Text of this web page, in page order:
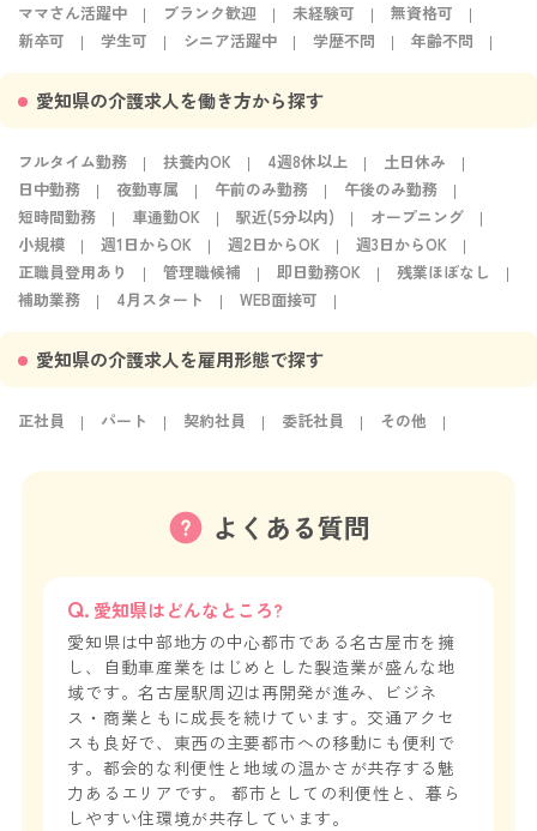
ママさん活躍中 ブランク歓迎 未経験可
無資格可
新卒可
学生可 シニア活躍中 学歴不問 年齢不問
愛知県の介護求人を働き方から探す
フルタイム勤務 扶養内OK 4週8休以上
土日休み
日中勤務
夜勤専属 午前のみ勤務
午後のみ勤務
短時間勤務
車通勤OK 駅近(5分以内)
オープニング
小規模
週1日からOK 週2日からOK
週3日からOK
正職員登用あり
管理職候補 即日勤務OK
残業ほぼなし
補助業務
4月スタート WEB面接可
愛知県の介護求人を雇用形態で探す
正社員 パート 契約社員 委託社員 その他
よくある質問
愛知県はどんなところ?
愛知県は中部地方の中心都市である名古屋市を擁
し、自動車産業をはじめとした製造業が盛んな地
域です。名古屋駅周辺は再開発が進み、ビジネ
ス・商業ともに成長を続けています。交通アクセ
スも良好で、東西の主要都市への移動にも便利で
す。都会的な利便性と地域の温かさが共存する魅
力あるエリアです。 都市としての利便性と、暮ら
しやすい住環境が共存しています。